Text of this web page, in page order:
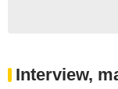
Interview,